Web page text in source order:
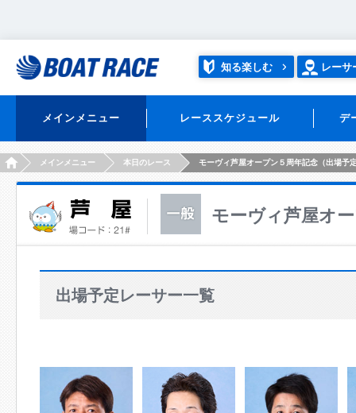
知る楽しむ レーサ
メインメニュー レーススケジュール デ
HOMEメインメニュー 本日のレース モーヴィ芦屋オープン５周年記念（出場予
モーヴィ芦屋オ
出場予定レーサー一覧